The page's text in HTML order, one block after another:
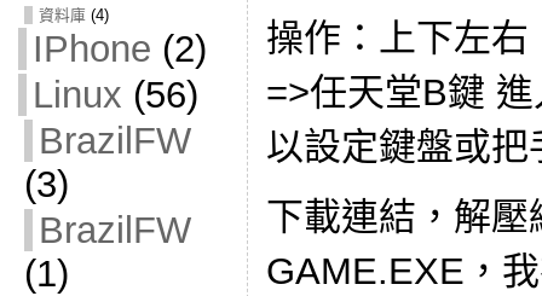
資料庫(4)
IPhone (2)
Linux (56)
BrazilFW
(3)
BrazilFW
(1)
操作：上下左
=>任天堂B鍵
以設定鍵盤或把
下載連結，解
GAME.EXE，